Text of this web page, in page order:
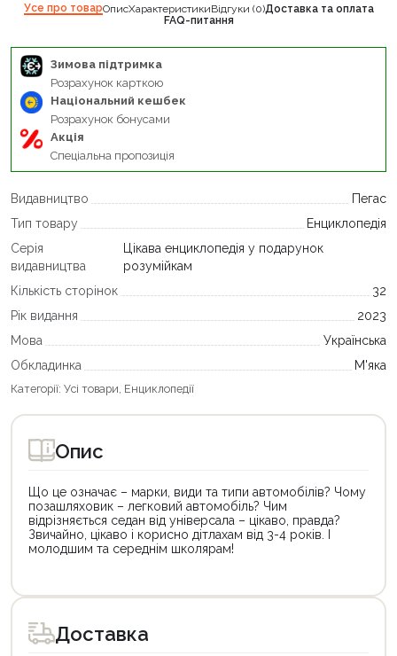
Усе про товарОписХарактеристикиВідгуки (0)Доставка та оплата
FAQ-питання
Зимова підтримка
Розрахунок карткою
Національний кешбек
Розрахунок бонусами
Акція
Спеціальна пропозиція
Видавництво
Пегас
Тип товару
Енциклопедія
Серія
видавництва
Цікава енциклопедія у подарунок
розумійкам
Кількість сторінок
32
Рік видання
2023
Мова
Українська
Обкладинка
М'яка
Категорії: Усі товари Енциклопедії
Опис
Що це означає – марки, види та типи автомобілів? Чому
позашляховик – легковий автомобіль? Чим
відрізняється седан від універсала – цікаво, правда?
Звичайно, цікаво і корисно дітлахам від 3-4 років. І
молодшим та середнім школярам!
товар
для
покупки
товар
для
покупкиДоставка